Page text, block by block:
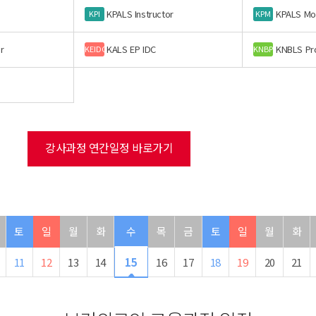
KPI KPALS Instructor KPM KPALS
KEIDCKALS EP IDC KNBP KNBLS
강사과정 연간일정 바로가기
토 일 월 화 수 목 금 토 일 월 화
11 12 13 14 15 16 17 18 19 20 21